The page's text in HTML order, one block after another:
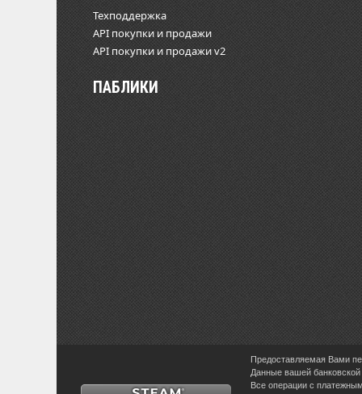
Техподдержка
API покупки и продажи
API покупки и продажи v2
ПАБЛИКИ
Предоставляемая Вами
Данные вашей
Все операции с